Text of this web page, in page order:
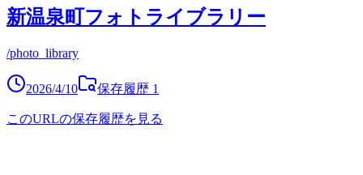
新温泉町フォトライブラリー
/photo_library
2026/4/10 保存履歴 1
このURLの保存履歴を見る